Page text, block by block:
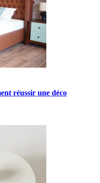
réussir une déco